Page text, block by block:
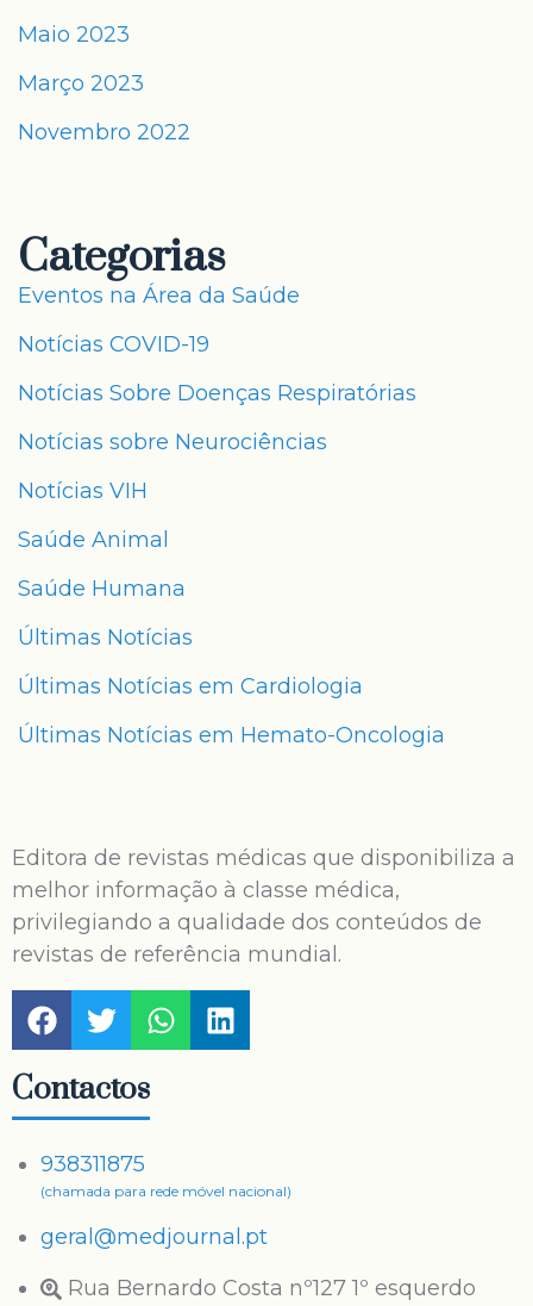
Maio 2023
Março 2023
Novembro 2022
Categorias
Eventos na Área da Saúde
Notícias COVID-19
Notícias Sobre Doenças Respiratórias
Notícias sobre Neurociências
Notícias VIH
Saúde Animal
Saúde Humana
Últimas Notícias
Últimas Notícias em Cardiologia
Últimas Notícias em Hemato-Oncologia
Editora de revistas médicas que disponibiliza a
melhor informação à classe médica,
privilegiando a qualidade dos conteúdos de
revistas de referência mundial.
Contactos
938311875
(chamada para rede móvel nacional)
geral@medjournal.pt
Rua Bernardo Costa nº127 1º esquerdo